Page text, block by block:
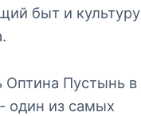
быт и
Оптина Пустынь в
один из самых